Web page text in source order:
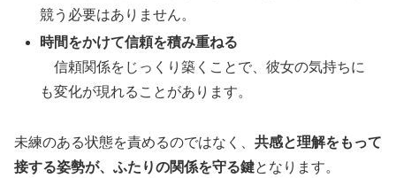
競う必要はありません。
時間をかけて信頼を積み重ねる
信頼関係をじっくり築くことで、彼女の気持ちに
も変化が現れることがあります。
未練のある状態を責めるのではなく、 共感と理解をもって
接する姿勢が、ふたりの関係を守る鍵となります。